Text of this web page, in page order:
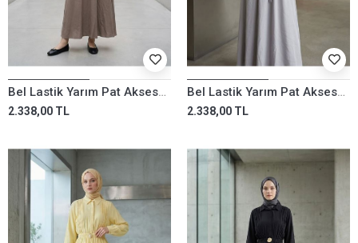
Bel Lastik Yarım Pat Aksesuar Detay Elbise-Duman
2.338,00 TL
Bel Lastik Yarım Pat Aksesuar Detay Elbise-Gri
2.338,00 TL